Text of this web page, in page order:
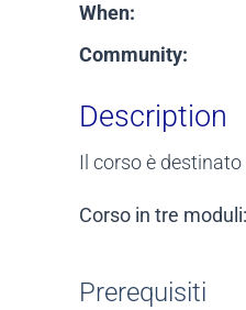
When:
Community:
Description
Il corso è
Corso in tre
Prerequisiti